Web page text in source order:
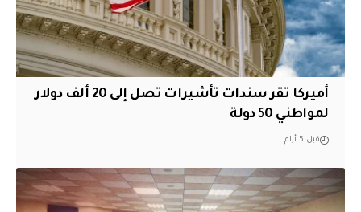
أميركا تقر سندات تأشيرات تصل إلى 20 ألف دولار
لمواطني 50 دولة
قبل 5 أيام